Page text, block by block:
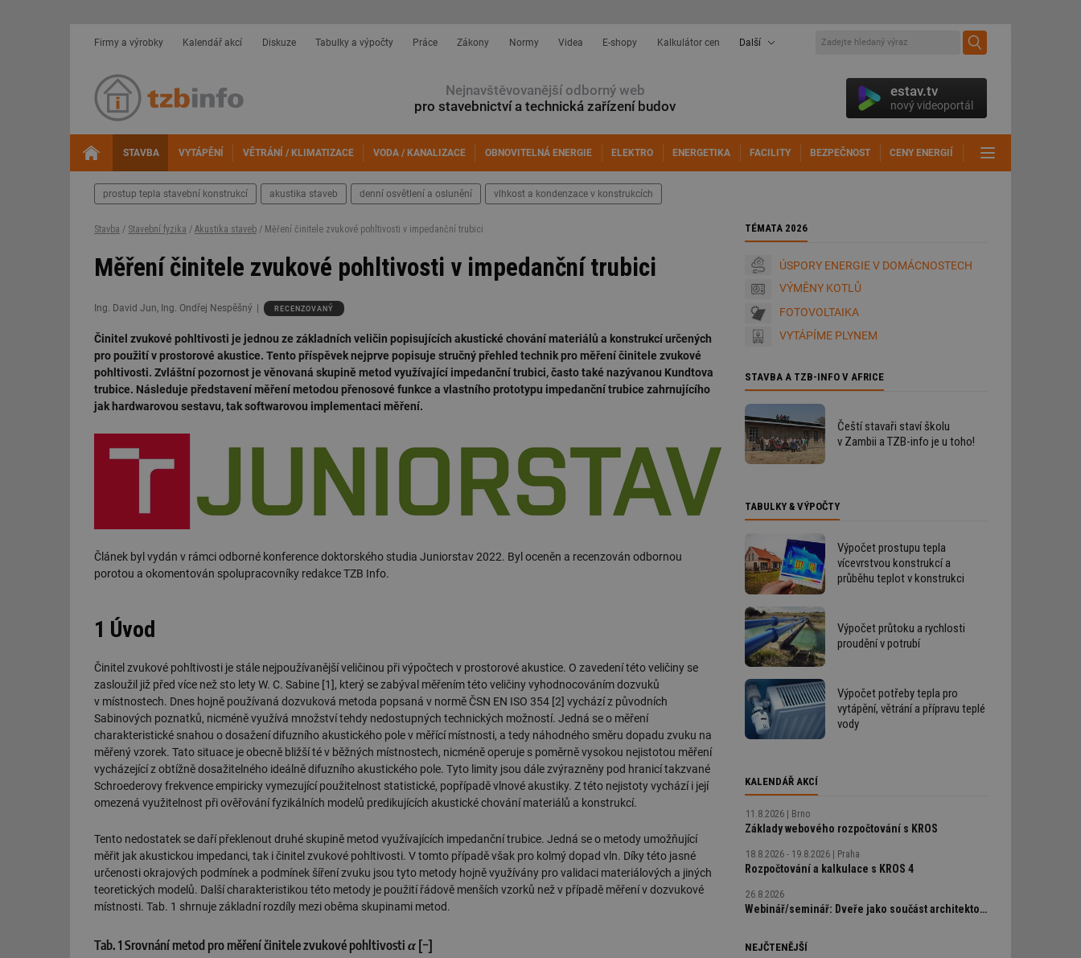
Firmy a výrobky Kalendář akcí Diskuze Tabulky a výpočty Práce Zákony Normy Videa E-shopy Kalkulátor cen Další
Nejnavštěvovanější odborný web
pro stavebnictví a technická zařízení budov
estav.tv
nový videoportál
STAVBA VYTÁPĚNÍ VĚTRÁNÍ / KLIMATIZACE VODA / KANALIZACE OBNOVITELNÁ ENERGIE ELEKTRO ENERGETIKA FACILITY BEZPEČNOST CENY ENERGIÍ
prostup tepla stavební konstrukcí akustika staveb denní osvětlení a oslunění vlhkost a kondenzace v konstrukcích
Stavba / Stavební fyzika / Akustika staveb / Měření činitele zvukové pohltivosti v impedanční trubici
Měření činitele zvukové pohltivosti v impedanční trubici
Ing. David Jun, Ing. Ondřej Nespěšný RECENZOVANÝ
Činitel zvukové pohltivosti je jednou ze základních veličin popisujících akustické chování materiálů a konstrukcí určených
pro použití v prostorové akustice. Tento příspěvek nejprve popisuje stručný přehled technik pro měření činitele zvukové
pohltivosti. Zvláštní pozornost je věnovaná skupině metod využívající impedanční trubici, často také nazývanou Kundtova
trubice. Následuje představení měření metodou přenosové funkce a vlastního prototypu impedanční trubice zahrnujícího
jak hardwarovou sestavu, tak softwarovou implementaci měření.
Článek byl vydán v rámci odborné konference doktorského studia Juniorstav 2022. Byl oceněn a recenzován odbornou
porotou a okomentován spolupracovníky redakce TZB Info.
1 Úvod
Činitel zvukové pohltivosti je stále nejpoužívanější veličinou při výpočtech v prostorové akustice. O zavedení této veličiny se
zasloužil již před více než sto lety W. C. Sabine [1], který se zabýval měřením této veličiny vyhodnocováním dozvuků
v místnostech. Dnes hojně používaná dozvuková metoda popsaná v normě ČSN EN ISO 354 [2] vychází z původních
Sabinových poznatků, nicméně využívá množství tehdy nedostupných technických možností. Jedná se o měření
charakteristické snahou o dosažení difuzního akustického pole v měřící místnosti, a tedy náhodného směru dopadu zvuku na
měřený vzorek. Tato situace je obecně bližší té v běžných místnostech, nicméně operuje s poměrně vysokou nejistotou měření
vycházející z obtížně dosažitelného ideálně difuzního akustického pole. Tyto limity jsou dále zvýrazněny pod hranicí takzvané
Schroederovy frekvence empiricky vymezující použitelnost statistické, popřípadě vlnové akustiky. Z této nejistoty vychází i její
omezená využitelnost při ověřování fyzikálních modelů predikujících akustické chování materiálů a konstrukcí.
Tento nedostatek se daří překlenout druhé skupině metod využívajících impedanční trubice. Jedná se o metody umožňující
měřit jak akustickou impedanci, tak i činitel zvukové pohltivosti. V tomto případě však pro kolmý dopad vln. Díky této jasné
určenosti okrajových podmínek a podmínek šíření zvuku jsou tyto metody hojně využívány pro validaci materiálových a jiných
teoretických modelů. Další charakteristikou této metody je použití řádově menších vzorků než v případě měření v dozvukové
místnosti. Tab. 1 shrnuje základní rozdíly mezi oběma skupinami metod.
Tab. 1 Srovnání metod pro měření činitele zvukové pohltivosti α [−]
TÉMATA 2026
ÚSPORY ENERGIE V DOMÁCNOSTECH
VÝMĚNY KOTLŮ
FOTOVOLTAIKA
VYTÁPÍME PLYNEM
STAVBA A TZB-INFO V AFRICE
Čeští stavaři staví školu
v Zambii a TZB-info je u toho!
TABULKY & VÝPOČTY
Výpočet prostupu tepla
vícevrstvou konstrukcí a
průběhu teplot v konstrukci
Výpočet průtoku a rychlosti
proudění v potrubí
Výpočet potřeby tepla pro
vytápění, větrání a přípravu teplé
vody
KALENDÁŘ AKCÍ
11.8.2026 Brno
Základy webového rozpočtování s KROS
18.8.2026 - 19.8.2026 Praha
Rozpočtování a kalkulace s KROS 4
26.8.2026
Webinář/seminář: Dveře jako součást architektonického detailu, technické řešení bez chyb
NEJČTENĚJŠÍ